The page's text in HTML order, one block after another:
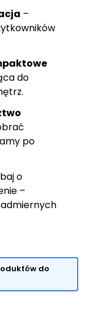
–
do
po
o
–
do